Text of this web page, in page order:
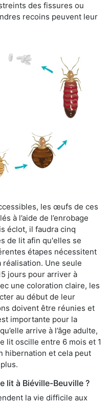
des fissures ou
recoins peuvent leur
les œufs de ces
à l’aide de l’enrobage
éclot, il faudra cinq
de lit afin qu'elles se
étapes nécessitent
Une seule
jours pour arriver à
une coloration claire, les
au début de leur
doivent être réunies et
importante pour la
arrive à l’âge adulte,
lit oscille entre 6 mois et 1
hibernation et cela peut
lit à Biéville-Beuville ?
la vie difficile aux